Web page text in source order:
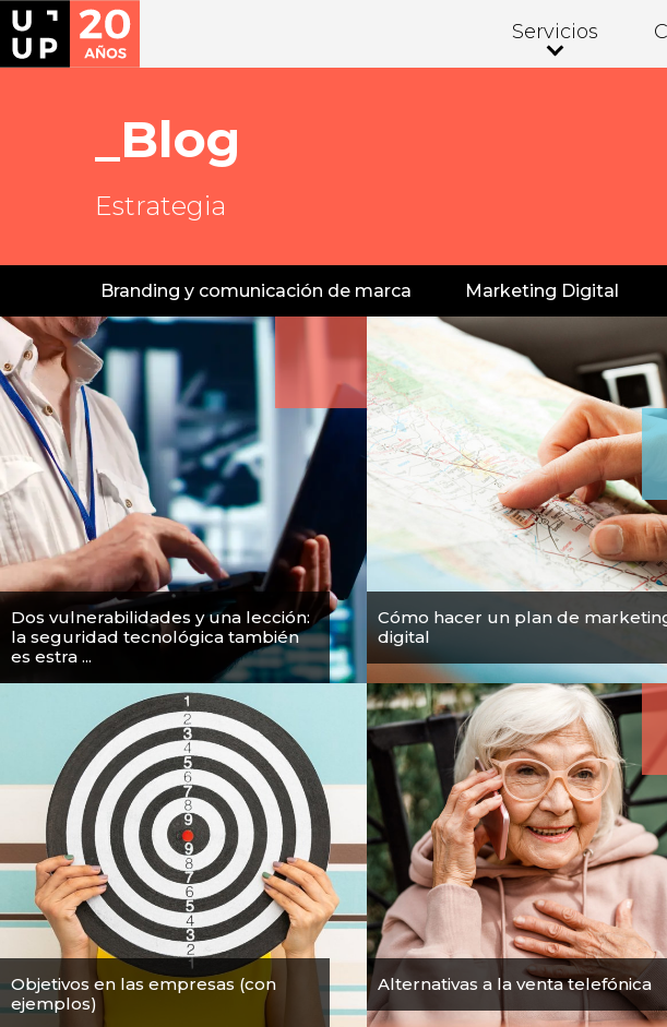
Servicios
Blog
Estrategia
Branding y comunicación de marca Marketing Digital
Dos vulnerabilidades y una lección:
la seguridad tecnológica también
es estra ...
Cómo hacer un plan de
digital
Objetivos en las empresas (con
ejemplos)
Alternativas a la venta telefónica